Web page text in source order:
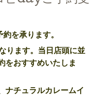
を承ります。
ります。当日店頭に並
をおすすめいたしま
ナチュラルカレームイ